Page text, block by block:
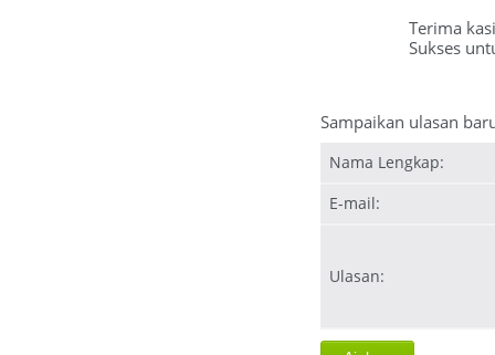
Terima
Sukses
Sampaikan ulasan
Nama Lengkap:
E-mail:
Ulasan: